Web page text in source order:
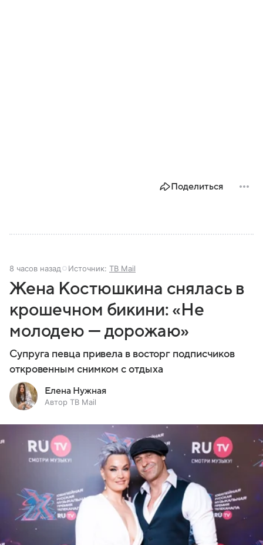
Поделиться
8 часов назад Источник: ТВ Mail
Жена Костюшкина снялась в
крошечном бикини: «Не
молодею — дорожаю»
Супруга певца привела в восторг подписчиков
откровенным снимком с отдыха
Елена Нужная
Автор ТВ Mail